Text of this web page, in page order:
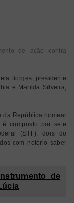
de ação contra
Borges, presidente
e Marilda Silveira,
da República nomear
composto por sete
(STF), dois do
com notório saber
de